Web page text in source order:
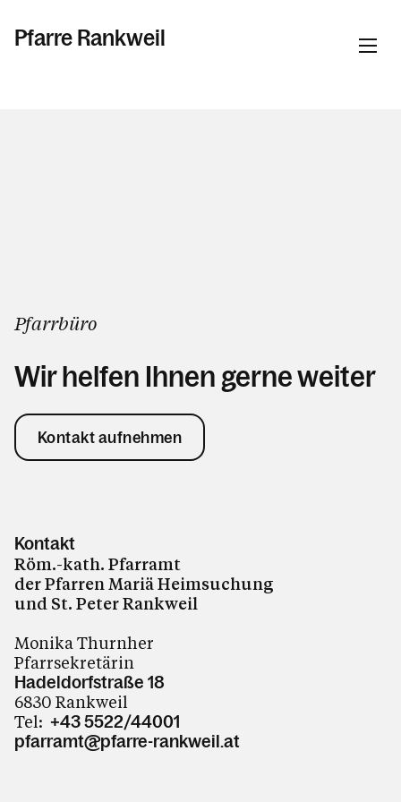
Pfarre Rankweil
Kontakt
Pfarrbüro
Wir helfen Ihnen gerne weiter
Kontakt aufnehmen
Kontakt
Röm.-kath. Pfarramt
der Pfarren Mariä Heimsuchung
und St. Peter Rankweil
Monika Thurnher
Pfarrsekretärin
Hadeldorfstraße 18
6830 Rankweil
Tel: +43 5522/44001
pfarramt@pfarre-rankweil.at